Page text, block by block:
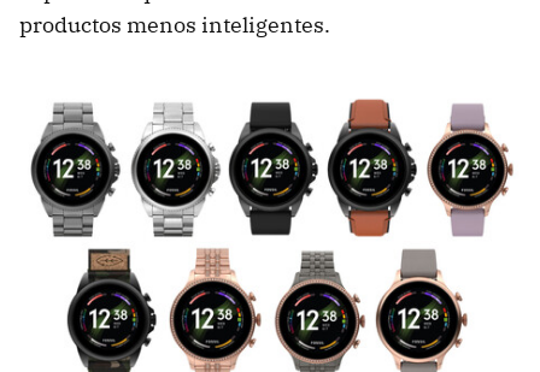
productos menos inteligentes.